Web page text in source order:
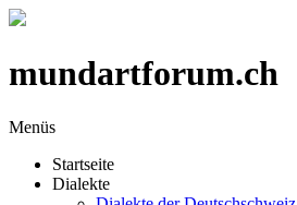
mundartforum.ch
Menüs
Startseite
Dialekte